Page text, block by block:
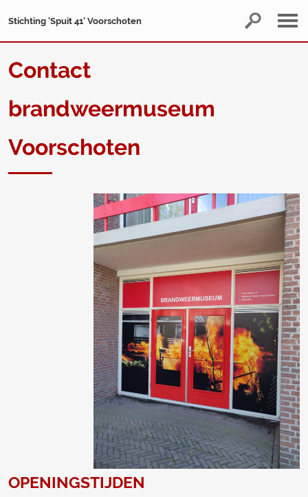
Stichting 'Spuit 41' Voorschoten
Contact
brandweermuseum
Voorschoten
OPENINGSTIJDEN